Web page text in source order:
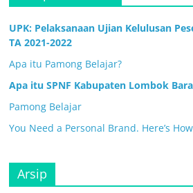
UPK: Pelaksanaan Ujian Kelulusan
TA 2021-2022
Apa itu Pamong Belajar?
Apa itu SPNF Kabupaten Lombok
Pamong Belajar
You Need a Personal Brand. Here’s
Arsip